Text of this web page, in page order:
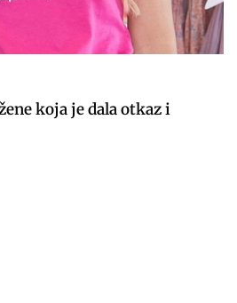
koja je dala otkaz i